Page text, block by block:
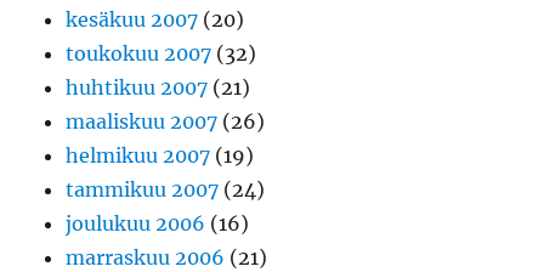
kesäkuu 2007 (20)
toukokuu 2007 (32)
huhtikuu 2007 (21)
maaliskuu 2007 (26)
helmikuu 2007 (19)
tammikuu 2007 (24)
joulukuu 2006 (16)
marraskuu 2006 (21)